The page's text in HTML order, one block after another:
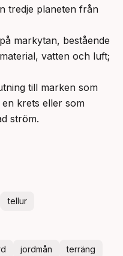
tredje planeten från
markytan, bestående
vatten och luft;
till marken som
krets eller som
ström.
tellur
jordmån terräng